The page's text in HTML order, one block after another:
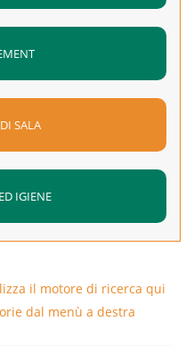
SALA
IGIENE
il motore di ricerca qui
dal menù a destra